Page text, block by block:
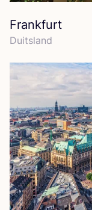
Frankfurt
Duits­land